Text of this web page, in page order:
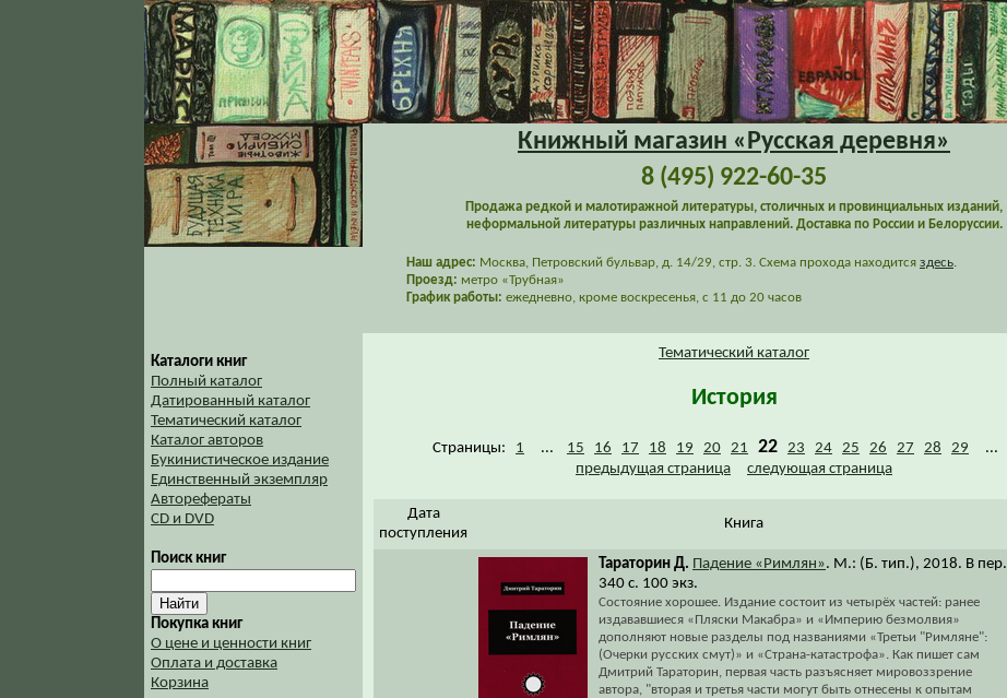
Книжный магазин «Русская деревня»
8 (495) 922-60-35
Продажа редкой и малотиражной литературы, столичных и провинциальных изданий,
неформальной литературы различных направлений. Доставка по России и Белоруссии.
Наш адрес: Москва, Петровский бульвар, д. 14/29, стр. 3. Схема прохода находится здесь.
Проезд: метро «Трубная»
График работы: ежедневно, кроме воскресенья, с 11 до 20 часов
Каталоги книг
Полный каталог
Датированный каталог
Тематический каталог
Каталог авторов
Букинистическое издание
Единственный экземпляр
Авторефераты
CD и DVD
Поиск книг
Покупка книг
О цене и ценности книг
Оплата и доставка
Корзина
Тематический каталог
История
Страницы: 1 ... 15 16 17 18 19 20 21 22 23 24 25 26 27 28 29 ...
предыдущая страница
следующая страница
Дата
поступления
Книга
Тараторин Д. Падение «Римлян». М.: (Б. тип.), 2018. В пер.
340 с. 100 экз.
Состояние хорошее. Издание состоит из четырёх частей: ранее
издававшиеся «Пляски Макабра» и «Империю безмолвия»
дополняют новые разделы под названиями «Третьи "Римляне":
(Очерки русских смут)» и «Страна-катастрофа». Как пишет сам
Дмитрий Тараторин, первая часть разъясняет мировоззрение
автора, "вторая и третья части могут быть отнесены к опытам